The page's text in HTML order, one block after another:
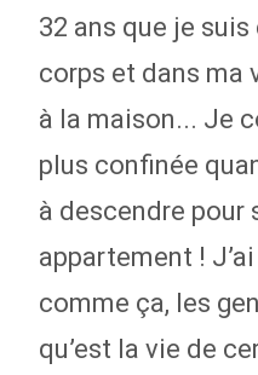
32 ans que je
corps et dans ma
à la maison... Je
plus confinée
à descendre pour
appartement !
comme ça, les
qu’est la vie de